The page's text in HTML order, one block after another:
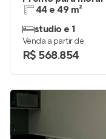
44 e 49 m²
studio e 1
Venda a partir de
R$ 568.854